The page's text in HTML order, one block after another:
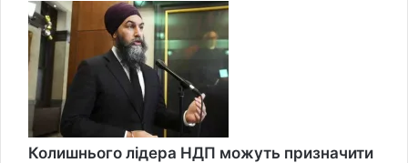
Close
Колишнього лідера НДП можуть призначити